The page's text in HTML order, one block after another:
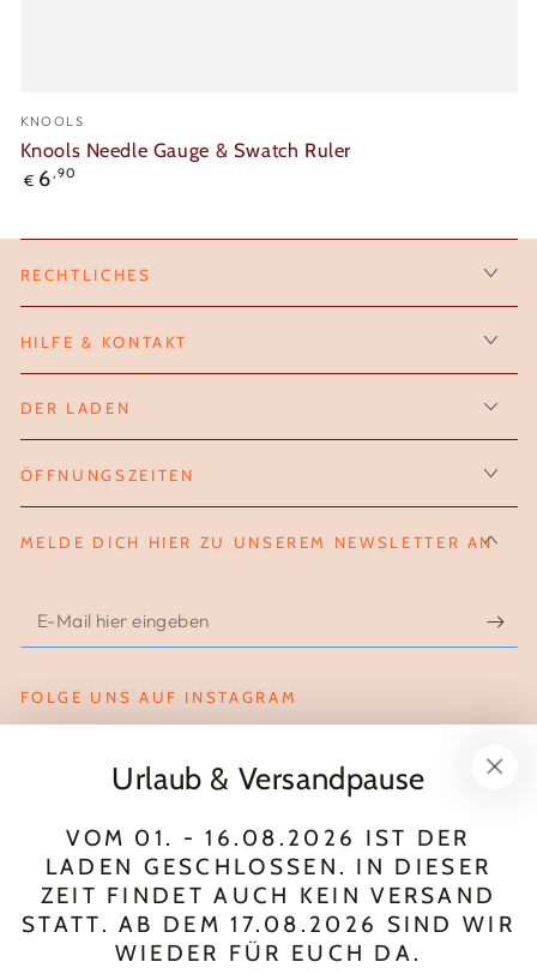
Verkäufer/in:
KNOOLS
Knools Needle Gauge & Swatch Ruler
Regulärer
€ 6,90
RECHTLICHES
HILFE & KONTAKT
DER LADEN
ÖFFNUNGSZEITEN
MELDE DICH HIER ZU UNSEREM NEWSLETTER AN
E-
Mail
hier
eingeben
FOLGE UNS AUF INSTAGRAM
Instagram
© 2026,wool.love. All rights reserved.
Powered by Shopify
Zahlungsmöglichkeiten
Urlaub & Versandpause
VOM 01. - 16.08.2026 IST DER
LADEN GESCHLOSSEN. IN DIESER
ZEIT FINDET AUCH KEIN VERSAND
STATT. AB DEM 17.08.2026 SIND WIR
WIEDER FÜR EUCH DA.